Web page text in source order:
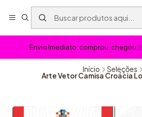
Envio Imediato, comprou, chegou
Início Seleções
Arte Vetor Camisa Croácia